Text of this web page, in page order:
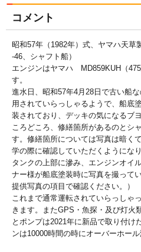
コメント
昭和57年（1982年）式、ヤマハ天草
-46、シャフト船）
エンジンはヤマハ MD859KUH（
す。
進水日、昭和57年4月28日で古い船
用されていらっしゃるようで、船底
装されており、デッキの気になるブ
ころどころ、修繕箇所があるのとシ
す。修繕箇所については写真は暗く
学の際に確認していただくようにな
タンクの上部に滲み、エンジンオイ
ナー様が船底塗装時に写真を撮って
提供写真の項目で確認ください。）
これまで通常運転されていらっしゃ
きます。またGPS・魚探・及び灯
とポンプは2021年に新品で取り付け
ンは10000時間の時にオーバーホール